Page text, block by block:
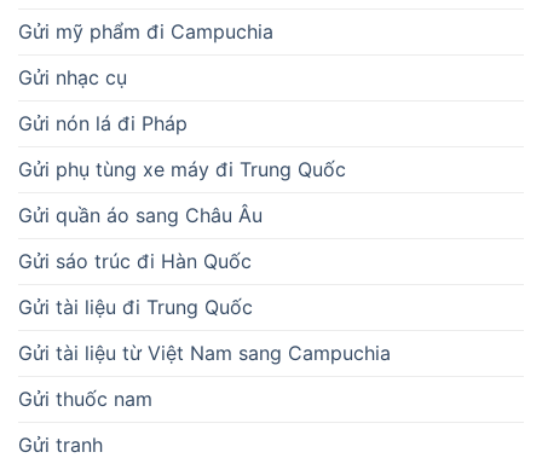
Gửi mỹ phẩm đi Campuchia
Gửi nhạc cụ
Gửi nón lá đi Pháp
Gửi phụ tùng xe máy đi Trung Quốc
Gửi quần áo sang Châu Âu
Gửi sáo trúc đi Hàn Quốc
Gửi tài liệu đi Trung Quốc
Gửi tài liệu từ Việt Nam sang Campuchia
Gửi thuốc nam
Gửi tranh